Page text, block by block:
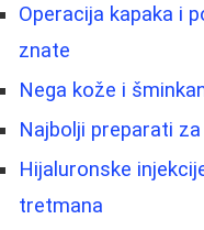
Operacija kapaka i
znate
Nega kože i
Najbolji preparati
Hijaluronske
tretmana